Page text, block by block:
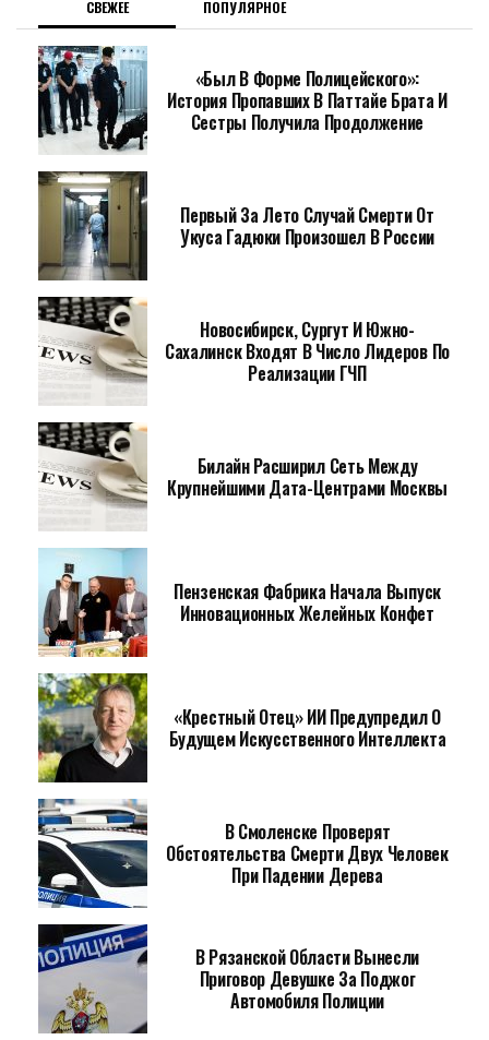
СВЕЖЕЕ ПОПУЛЯРНОЕ
«Был В Форме Полицейского»:
История Пропавших В Паттайе Брата И
Сестры Получила Продолжение
Первый За Лето Случай Смерти От
Укуса Гадюки Произошел В России
Новосибирск, Сургут И Южно-
Сахалинск Входят В Число Лидеров По
Реализации ГЧП
Билайн Расширил Сеть Между
Крупнейшими Дата-Центрами Москвы
Пензенская Фабрика Начала Выпуск
Инновационных Желейных Конфет
«Крестный Отец» ИИ Предупредил О
Будущем Искусственного Интеллекта
В Смоленске Проверят
Обстоятельства Смерти Двух Человек
При Падении Дерева
В Рязанской Области Вынесли
Приговор Девушке За Поджог
Автомобиля Полиции